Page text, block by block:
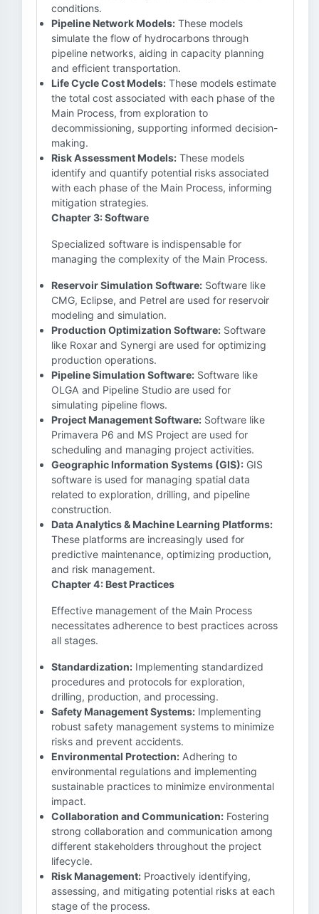
conditions.
Pipeline Network Models: These models
simulate the flow of hydrocarbons through
pipeline networks, aiding in capacity planning
and efficient transportation.
Life Cycle Cost Models: These models estimate
the total cost associated with each phase of the
Main Process, from exploration to
decommissioning, supporting informed decision-
making.
Risk Assessment Models: These models
identify and quantify potential risks associated
with each phase of the Main Process, informing
mitigation strategies.
Chapter 3: Software
Specialized software is indispensable for
managing the complexity of the Main Process.
Reservoir Simulation Software: Software like
CMG, Eclipse, and Petrel are used for reservoir
modeling and simulation.
Production Optimization Software: Software
like Roxar and Synergi are used for optimizing
production operations.
Pipeline Simulation Software: Software like
OLGA and Pipeline Studio are used for
simulating pipeline flows.
Project Management Software: Software like
Primavera P6 and MS Project are used for
scheduling and managing project activities.
Geographic Information Systems (GIS): GIS
software is used for managing spatial data
related to exploration, drilling, and pipeline
construction.
Data Analytics & Machine Learning Platforms:
These platforms are increasingly used for
predictive maintenance, optimizing production,
and risk management.
Chapter 4: Best Practices
Effective management of the Main Process
necessitates adherence to best practices across
all stages.
Standardization: Implementing standardized
procedures and protocols for exploration,
drilling, production, and processing.
Safety Management Systems: Implementing
robust safety management systems to minimize
risks and prevent accidents.
Environmental Protection: Adhering to
environmental regulations and implementing
sustainable practices to minimize environmental
impact.
Collaboration and Communication: Fostering
strong collaboration and communication among
different stakeholders throughout the project
lifecycle.
Risk Management: Proactively identifying,
assessing, and mitigating potential risks at each
stage of the process.